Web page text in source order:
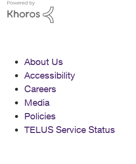
About Us
Accessibility
Careers
Media
Policies
TELUS Service Status